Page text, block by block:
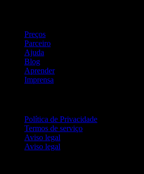
Preços
Parceiro
Ajuda
Blog
Aprender
Imprensa
Política de Privacidade
Termos de serviço
Aviso legal
Aviso legal